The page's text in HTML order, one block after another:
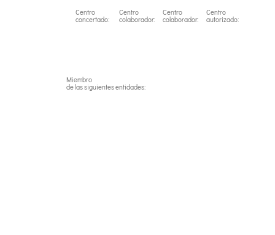
Centro
concertado:
Centro
colaborador:
Centro
colaborador:
Centro
autorizado:
Miembro
de las siguientes entidades: